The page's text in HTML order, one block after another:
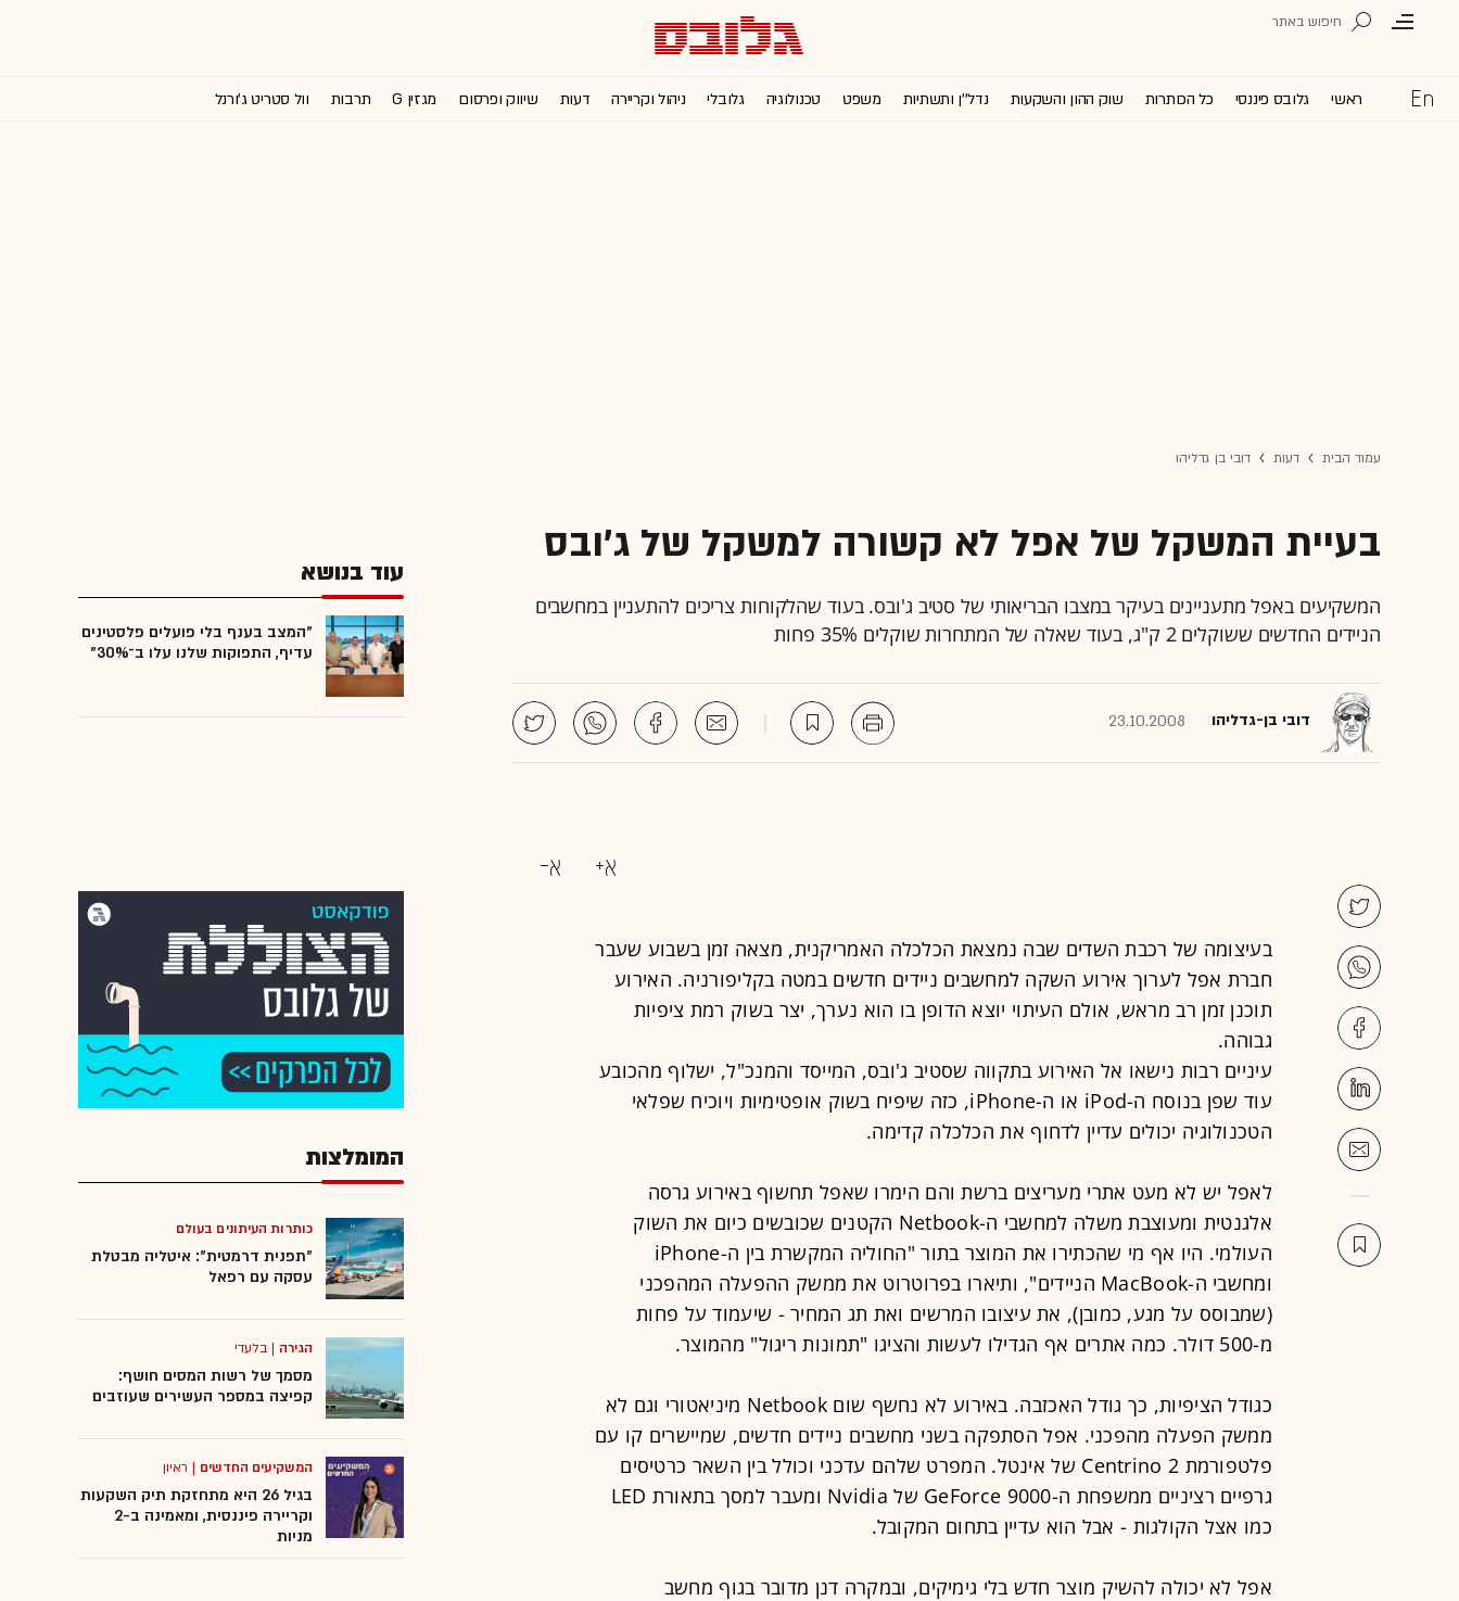
ראשי גלובס פיננסי כל הכותרות שוק ההון והשקעות נדל''ן ותשתיות משפט טכנולוגיה גלובלי ניהול וקריירה דעות שיווק ופרסום מגזין G תרבות וול סטריט ג'ורנל
עמוד הבית דעות דובי בן גדליהו
בעיית המשקל של אפל לא קשורה למשקל של ג'ובס
המשקיעים באפל מתעניינים בעיקר במצבו הבריאותי של סטיב ג'ובס. בעוד שהלקוחות צריכים להתעניין במחשבים
הניידים החדשים ששוקלים 2 ק"ג, בעוד שאלה של המתחרות שוקלים 35% פחות
דובי בן-גדליהו 23.10.2008
בעיצומה של רכבת השדים שבה נמצאת הכלכלה האמריקנית, מצאה זמן בשבוע שעבר
חברת אפל לערוך אירוע השקה למחשבים ניידים חדשים במטה בקליפורניה. האירוע
תוכנן זמן רב מראש, אולם העיתוי יוצא הדופן בו הוא נערך, יצר בשוק רמת ציפיות
גבוהה.
עיניים רבות נישאו אל האירוע בתקווה שסטיב ג'ובס, המייסד והמנכ"ל, ישלוף מהכובע
עוד שפן בנוסח ה-iPod או ה-iPhone, כזה שיפיח בשוק אופטימיות ויוכיח שפלאי
הטכנולוגיה יכולים עדיין לדחוף את הכלכלה קדימה.
לאפל יש לא מעט אתרי מעריצים ברשת והם הימרו שאפל תחשוף באירוע גרסה
אלגנטית ומעוצבת משלה למחשבי ה-Netbook הקטנים שכובשים כיום את השוק
העולמי. היו אף מי שהכתירו את המוצר בתור "החוליה המקשרת בין ה-iPhone
ומחשבי ה-MacBook הניידים", ותיארו בפרוטרוט את ממשק ההפעלה המהפכני
(שמבוסס על מגע, כמובן), את עיצובו המרשים ואת תג המחיר - שיעמוד על פחות
מ-500 דולר. כמה אתרים אף הגדילו לעשות והציגו "תמונות ריגול" מהמוצר.
כגודל הציפיות, כך גודל האכזבה. באירוע לא נחשף שום Netbook מיניאטורי וגם לא
ממשק הפעלה מהפכני. אפל הסתפקה בשני מחשבים ניידים חדשים, שמיישרים קו עם
פלטפורמת Centrino 2 של אינטל. המפרט שלהם עדכני וכולל בין השאר כרטיסים
גרפיים רציניים ממשפחת ה-GeForce 9000 של Nvidia ומעבר למסך בתאורת LED
כמו אצל הקולגות - אבל הוא עדיין בתחום המקובל.
אפל לא יכולה להשיק מוצר חדש בלי גימיקים, ובמקרה דנן מדובר בגוף מחשב
עוד בנושא
"המצב בענף בלי פועלים פלסטינים
עדיף, התפוקות שלנו עלו ב־30%"
המומלצות
כותרות העיתונים בעולם
"תפנית דרמטית": איטליה מבטלת
עסקה עם רפאל
הגירה |בלעדי
מסמך של רשות המסים חושף:
קפיצה במספר העשירים שעוזבים
המשקיעים החדשים | ראיון
בגיל 26 היא מתחזקת תיק השקעות
וקריירה פיננסית, ומאמינה ב-2
מניות